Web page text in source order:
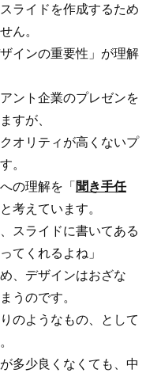
ライドを作成するため
ん。
インの重要性」が理解
ント企業のプレゼンを
すが、
オリティが高くないプ
。
の理解を「聞き手任
考えています。
スライドに書いてある
てくれるよね」
、デザインはおざな
うのです。
のようなもの、として
多少良くなくても、中